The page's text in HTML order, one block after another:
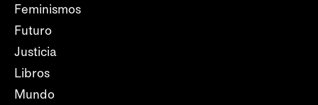
Feminismos
Futuro
Justicia
Libros
Mundo